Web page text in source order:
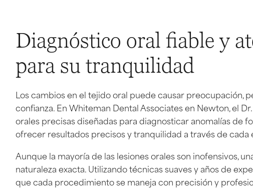
Diagnóstico oral fiable y
para su tranquilidad
Los cambios en el tejido oral puede causar preocupación,
confianza. En Whiteman Dental Associates en Newton, el
orales precisas diseñadas para diagnosticar anomalías de
ofrecer resultados precisos y tranquilidad a través de cada
Aunque la mayoría de las lesiones orales son inofensivos,
naturaleza exacta. Utilizando técnicas suaves y años de
que cada procedimiento se maneja con precisión y